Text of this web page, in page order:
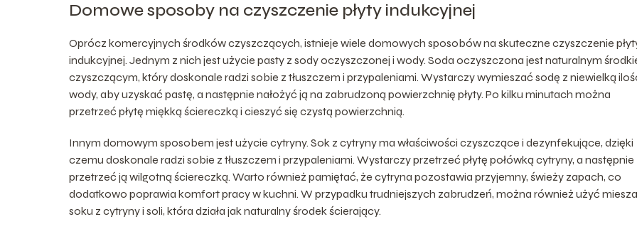
Domowe sposoby na czyszczenie płyty indukcyjnej
Oprócz komercyjnych środków czyszczących, istnieje wiele domowych sposobów na skuteczne czyszczenie
indukcyjnej. Jednym z nich jest użycie pasty z sody oczyszczonej i wody. Soda oczyszczona jest naturalnym
czyszczącym, który doskonale radzi sobie z tłuszczem i przypaleniami. Wystarczy wymieszać sodę z niewielką
wody, aby uzyskać pastę, a następnie nałożyć ją na zabrudzoną powierzchnię płyty. Po kilku minutach można
przetrzeć płytę miękką ściereczką i cieszyć się czystą powierzchnią.
Innym domowym sposobem jest użycie cytryny. Sok z cytryny ma właściwości czyszczące i dezynfekujące, dzięki
czemu doskonale radzi sobie z tłuszczem i przypaleniami. Wystarczy przetrzeć płytę połówką cytryny, a następnie
przetrzeć ją wilgotną ściereczką. Warto również pamiętać, że cytryna pozostawia przyjemny, świeży zapach, co
dodatkowo poprawia komfort pracy w kuchni. W przypadku trudniejszych zabrudzeń, można również użyć
soku z cytryny i soli, która działa jak naturalny środek ścierający.